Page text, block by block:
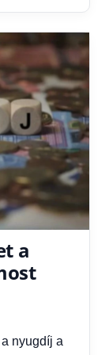
a
nyugdíj a